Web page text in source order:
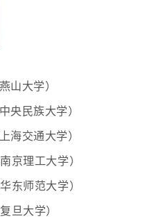
山大学）
央民族大学）
海交通大学）
京理工大学）
师范大学）
大学）